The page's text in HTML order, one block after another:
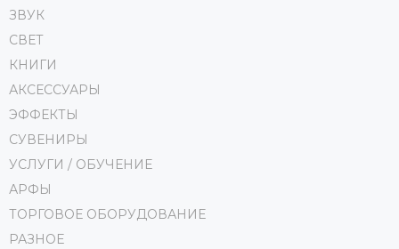
ЗВУК
СВЕТ
КНИГИ
АКСЕССУАРЫ
ЭФФЕКТЫ
СУВЕНИРЫ
УСЛУГИ / ОБУЧЕНИЕ
АРФЫ
ТОРГОВОЕ ОБОРУДОВАНИЕ
РАЗНОЕ